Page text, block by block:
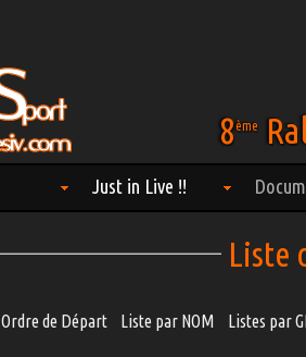
8ème
Just in Live !!
Liste
Ordre de Départ Liste par NOM Listes par